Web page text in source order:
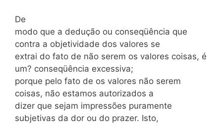
De
modo que a dedução ou conseqüência que
contra a objetividade dos valores se
extrai do fato de não serem os valores coisas, é
um? conseqüência excessiva;
porque pelo fato de os valores não serem
coisas, não estamos autorizados a
dizer que sejam impressões puramente
subjetivas da dor ou do prazer. Isto,